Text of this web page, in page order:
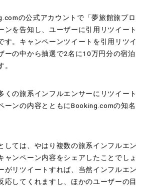
の公式アカウントで「夢旅館旅プロ
ンを告知し、ユーザーに引用リツイート
す。キャンペーンツイートを引用リツイ
ーの中から抽選で2名に10万円分の宿泊
くの旅系インフルエンサーにリツイート
ーンの内容とともにBooking.comの知名
しては、やはり複数の旅系インフルエン
ャンペーン内容をシェアしたことでしょ
がリツイートすれば、当然インフルエン
応してくれますし、ほかのユーザーの目